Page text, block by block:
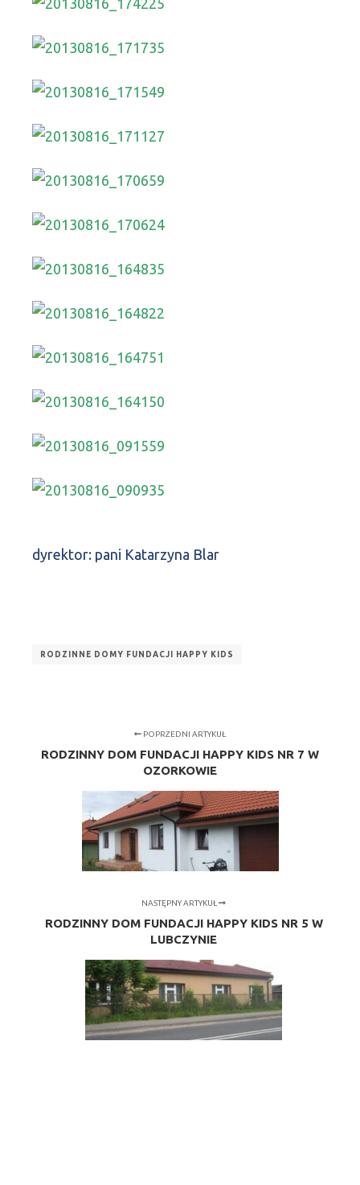
dyrektor: pani Katarzyna Blar
RODZINNE DOMY FUNDACJI HAPPY KIDS
POPRZEDNI ARTYKUŁ
RODZINNY DOM FUNDACJI HAPPY KIDS NR 7 W
OZORKOWIE
NASTĘPNY ARTYKUŁ
RODZINNY DOM FUNDACJI HAPPY KIDS NR 5 W
LUBCZYNIE